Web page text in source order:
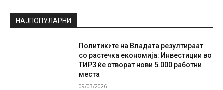
НАЈПОПУЛАРНИ
Политиките на Владата резултираат
со растечка економија: Инвестиции во
ТИРЗ ќе отворат нови 5.000 работни
места
09/03/2026